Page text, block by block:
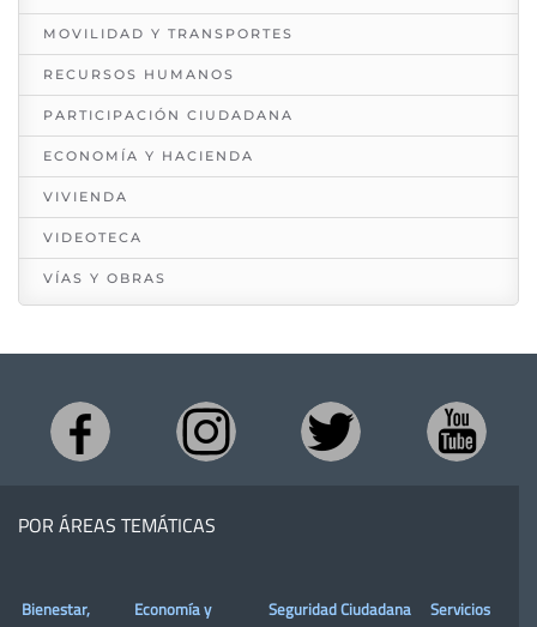
MOVILIDAD Y TRANSPORTES
RECURSOS HUMANOS
PARTICIPACIÓN CIUDADANA
ECONOMÍA Y HACIENDA
VIVIENDA
VIDEOTECA
VÍAS Y OBRAS
POR ÁREAS TEMÁTICAS
Bienestar,
Economía y
Seguridad Ciudadana
Servicios